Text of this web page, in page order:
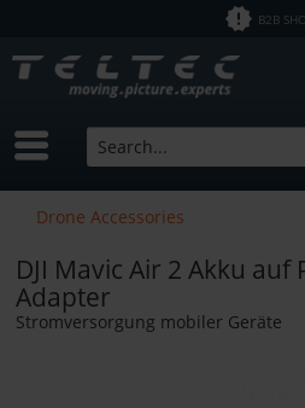
B2B
Drone Accessories
DJI Mavic Air 2 Akku auf
Adapter
Stromversorgung mobiler Geräte